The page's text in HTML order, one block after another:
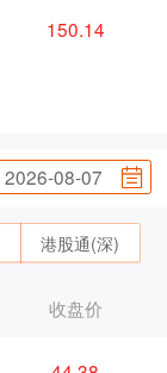
150.14
2026-08-07
港股通(深)
收盘价